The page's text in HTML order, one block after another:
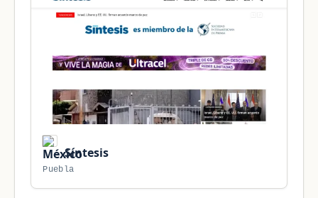
Síntesis
Puebla